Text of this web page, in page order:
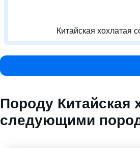
Китайская хохлатая
Породу Китайская
следующими